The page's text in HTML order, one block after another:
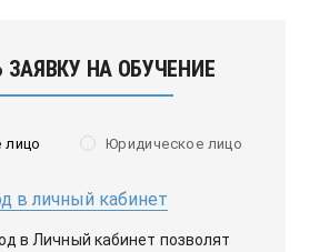
ЗАЯВКУ НА ОБУЧЕНИЕ
лицо Юридическое лицо
в личный кабинет
в Личный кабинет позволят